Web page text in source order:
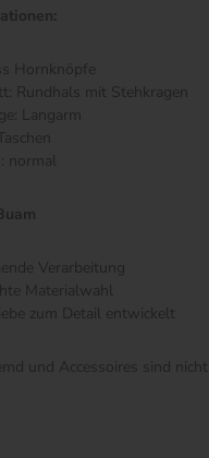
Hornknöpfe
Rundhals mit Stehkragen
Langarm
normal
Verarbeitung
Materialwahl
zum Detail entwickelt
und Accessoires sind